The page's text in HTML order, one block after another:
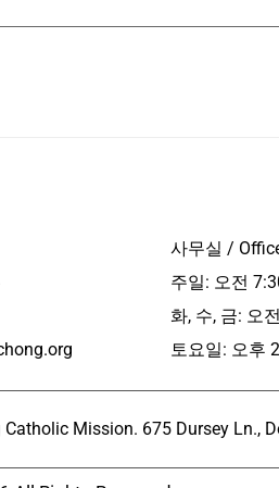
사무실 /
주일: 오전
화, 수, 금: 오
토요일: 오후
Mission. 675 Dursey Ln.,